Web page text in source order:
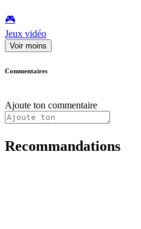
🎮️
Jeux vidéo
Voir moins
Commentaires
Ajoute ton commentaire
Recommandations